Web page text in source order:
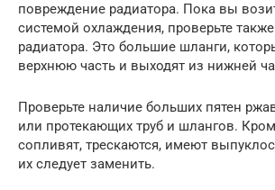
повреждение радиатора. Пока вы
системой охлаждения, проверьте
радиатора. Это большие шланги,
верхнюю часть и выходят из нижней
Проверьте наличие больших пятен
или протекающих труб и шлангов.
сопливят, трескаются, имеют
их следует заменить.